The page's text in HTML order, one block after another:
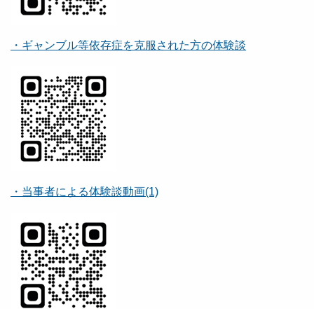
・ギャンブル等依存症を克服された方の体験談
・当事者による体験談動画(1)